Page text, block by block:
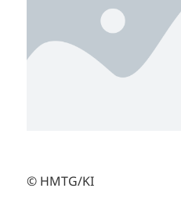
© HMTG/KI